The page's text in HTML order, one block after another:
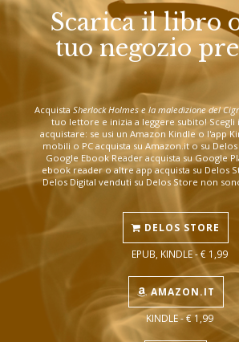
Scarica il libro
tuo negozio
AcquistaSherlock Holmes e la maledizione del
tuo lettore e inizia a leggere subito! Scegli
acquistare: se usi un Amazon Kindle o l'app
mobili o PC acquista su Amazon.it o su
Google Ebook Reader acquista su Google
ebook reader o altre app acquista su Delos
Delos Digital venduti su Delos Store non
DELOS STORE
EPUB, KINDLE - € 1,99
AMAZON.IT
KINDLE - € 1,99